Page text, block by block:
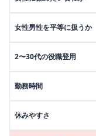
女性男性を平等に扱うか
2〜30代の役職登用
勤務時間
休みやすさ